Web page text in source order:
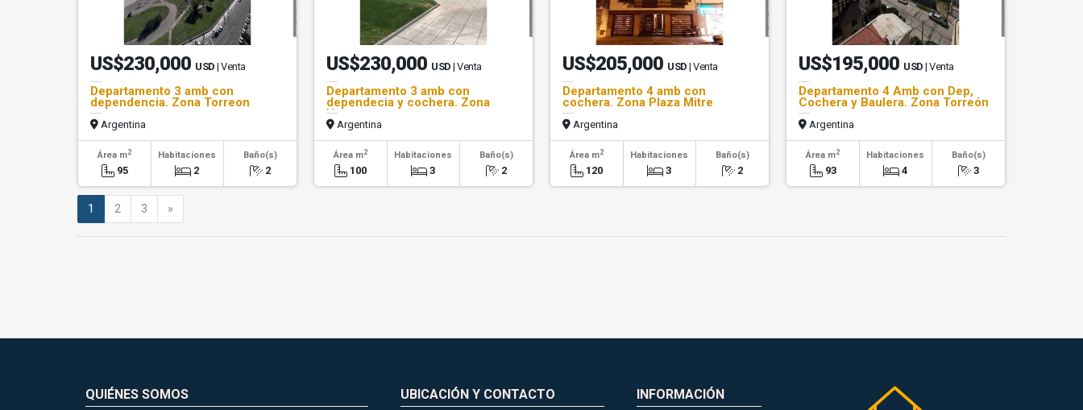
US$230,000 USD | Venta
Departamento 3 amb con
dependencia. Zona Torreon
Argentina
Área m2
95
Habitaciones
2
Baño(s)
2
US$230,000 USD | Venta
Departamento 3 amb con
dependecia y cochera. Zona
Varese
Argentina
Área m2
100
Habitaciones
3
Baño(s)
2
US$205,000 USD | Venta
Departamento 4 amb con
cochera. Zona Plaza Mitre
Argentina
Área m2
120
Habitaciones
3
Baño(s)
2
US$195,000 USD | Venta
Departamento 4 Amb con Dep,
Cochera y Baulera. Zona Torreón
Argentina
Área m2
93
Habitaciones
4
Baño(s)
3
1 2 3 »
QUIÉNES SOMOS UBICACIÓN Y CONTACTO INFORMACIÓN